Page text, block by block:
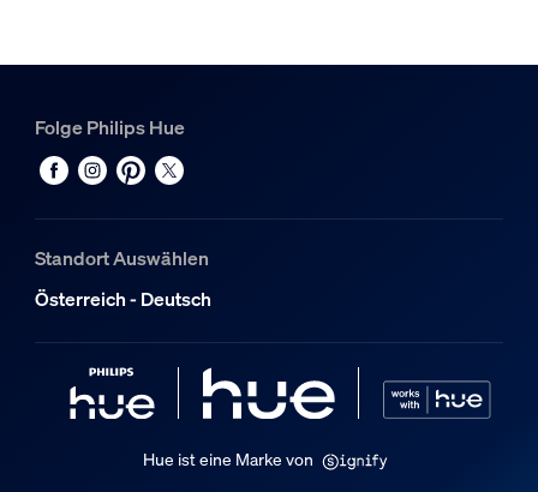
Hue White & Color Ambiance Perifo Lineare Lightbar weiß
Hue Perifo gerader Steckverbinder schwarz
Folge Philips Hue
Standort Auswählen
Österreich - Deutsch
Hue ist eine Marke von